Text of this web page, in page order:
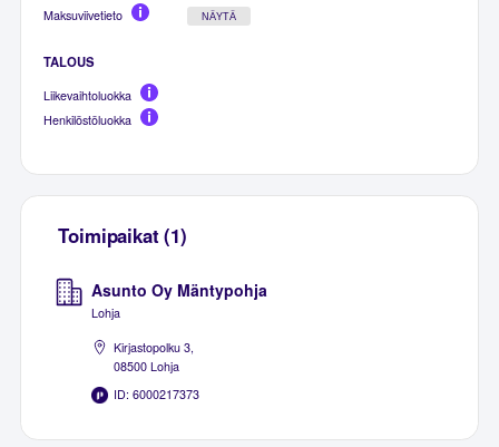
Maksuviivetieto
NÄYTÄ
TALOUS
Liikevaihtoluokka
Henkilöstöluokka
Toimipaikat (1)
Asunto Oy Mäntypohja
Lohja
Kirjastopolku 3,
08500 Lohja
ID: 6000217373